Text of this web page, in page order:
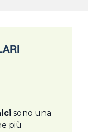
sono una
più